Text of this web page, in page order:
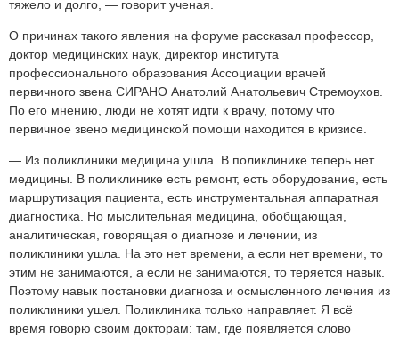
тяжело и долго, — говорит ученая.
О причинах такого явления на форуме рассказал профессор,
доктор медицинских наук, директор института
профессионального образования Ассоциации врачей
первичного звена СИРАНО Анатолий Анатольевич Стремоухов.
По его мнению, люди не хотят идти к врачу, потому что
первичное звено медицинской помощи находится в кризисе.
— Из поликлиники медицина ушла. В поликлинике теперь нет
медицины. В поликлинике есть ремонт, есть оборудование, есть
маршрутизация пациента, есть инструментальная аппаратная
диагностика. Но мыслительная медицина, обобщающая,
аналитическая, говорящая о диагнозе и лечении, из
поликлиники ушла. На это нет времени, а если нет времени, то
этим не занимаются, а если не занимаются, то теряется навык.
Поэтому навык постановки диагноза и осмысленного лечения из
поликлиники ушел. Поликлиника только направляет. Я всё
время говорю своим докторам: там, где появляется слово